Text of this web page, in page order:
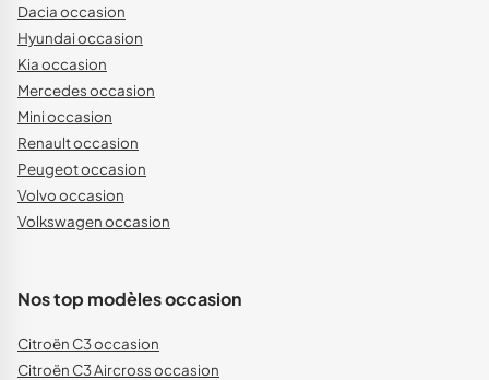
Dacia occasion
Hyundai occasion
Kia occasion
Mercedes occasion
Mini occasion
Renault occasion
Peugeot occasion
Volvo occasion
Volkswagen occasion
Nos top modèles occasion
Citroën C3 occasion
Citroën C3 Aircross occasion